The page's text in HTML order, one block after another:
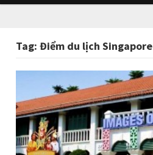
Tag:Điểm du lịch Singapore